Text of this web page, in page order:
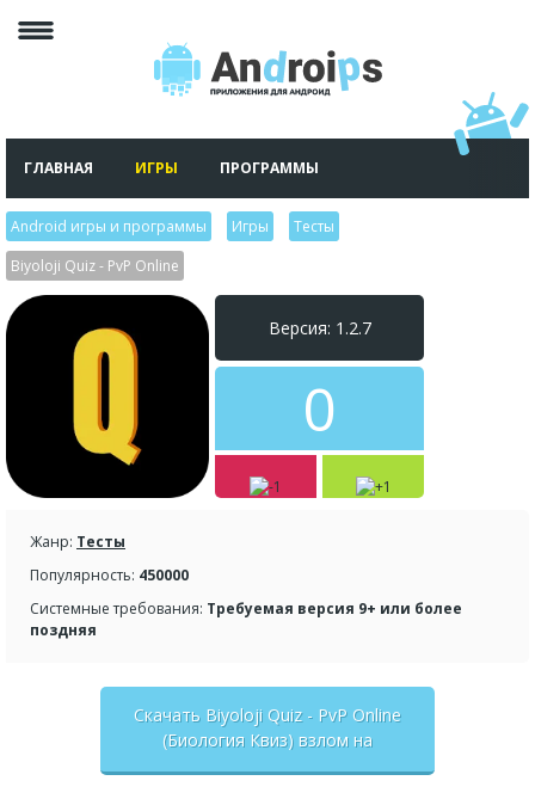
ГЛАВНАЯ ИГРЫ ПРОГРАММЫ
Android игры и программы Игры Тесты
Biyoloji Quiz - PvP Online
Версия: 1.2.7
0
Жанр: Тесты
Популярность: 450000
Системные требования: Требуемая версия 9+ или более
поздняя
Скачать Biyoloji Quiz - PvP Online
(Биология Квиз) взлом на